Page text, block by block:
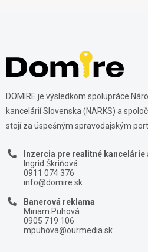
DOMIRE je výsledkom spolupráce
kancelárií Slovenska (NARKS) a
stojí za úspešným spravodajským
Inzercia pre realitné
Ingrid Škriňová
0911 074 376
info@domire.sk
Banerová reklama
Miriam Puhová
0905 719 106
mpuhova@ourmedia.sk